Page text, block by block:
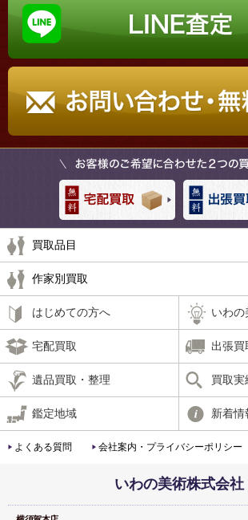
買取品目
作家別買取
はじめての方へ いわの
宅配買取 出張買
遺品買取・整理 買取実
鑑定地域 新着情
よくある質問 会社案内・プライバシーポリシー
いわの美術株式会社